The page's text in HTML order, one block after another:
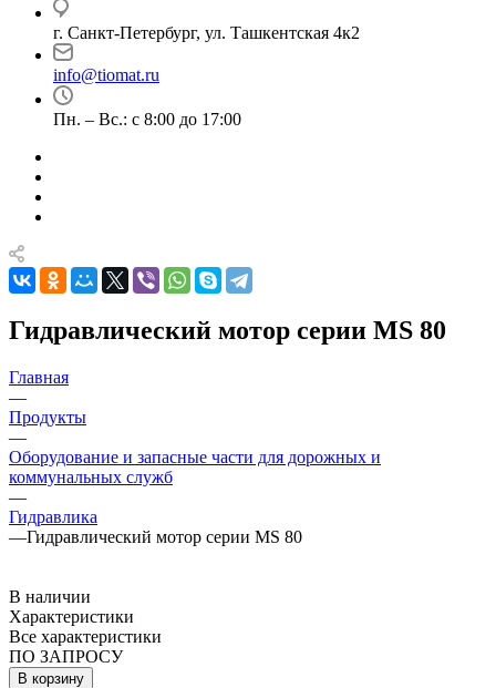
г. Санкт-Петербург, ул. Ташкентская 4к2
info@tiomat.ru
Пн. – Вс.: с 8:00 до 17:00
Гидравлический мотор серии MS 80
Главная
—
Продукты
—
Оборудование и запасные части для дорожных и
коммунальных служб
—
Гидравлика
—Гидравлический мотор серии MS 80
В наличии
Характеристики
Все характеристики
ПО ЗАПРОСУ
В корзину